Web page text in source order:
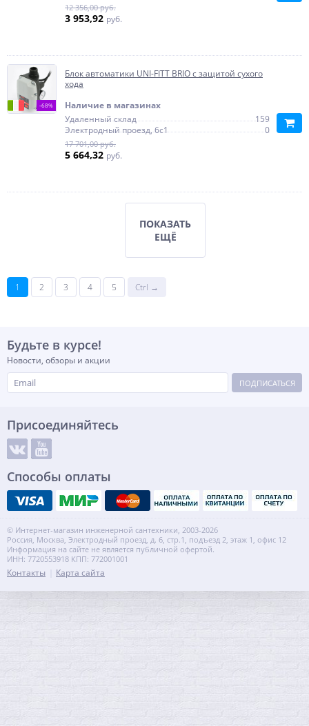
12 356,00 руб.
3 953,92 руб.
-68%
Блок автоматики UNI-FITT BRIO с защитой сухого
хода
Наличие в магазинах
Удаленный склад
159
Электродный проезд, 6с1
0
17 701,00 руб.
5 664,32 руб.
ПОКАЗАТЬ
ЕЩЁ
1 2 3 4 5 Ctrl →
Будьте в курсе!
Новости, обзоры и акции
ПОДПИСАТЬСЯ
Присоединяйтесь
Способы оплаты
© Интернет-магазин инженерной сантехники, 2003-2026
Россия, Москва, Электродный проезд, д. 6, стр.1, подъезд 2, этаж 1, офис 12
Информация на сайте не является публичной офертой.
ИНН: 7720553918 КПП: 772001001
Контакты Карта сайта